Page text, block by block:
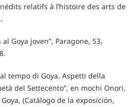
relatifs à l’histoire des arts de
Goya joven”, Paragone, 53,
tempo di Goya. Aspetti della
del Settecento”, en mochi Onori,
(Catálogo de la exposición,